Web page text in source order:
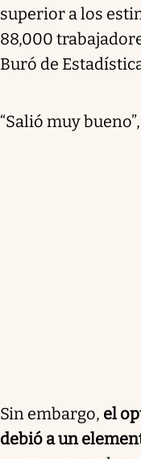
superior a los
88,000
Buró de
“Salió muy
Sin embargo, el
debió a un